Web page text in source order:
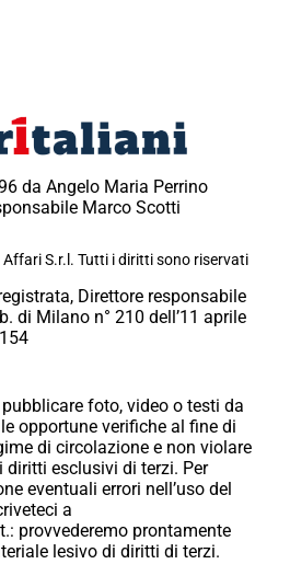
da Angelo Maria Perrino
Marco Scotti
S.r.l. Tutti i diritti sono riservati
Direttore responsabile
di Milano n° 210 dell’11 aprile
foto, video o testi da
opportune verifiche al fine di
di circolazione e non violare
esclusivi di terzi. Per
eventuali errori nell’uso del
a
provvederemo prontamente
lesivo di diritti di terzi.